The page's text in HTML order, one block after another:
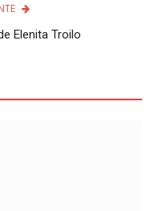
Elenita Troilo